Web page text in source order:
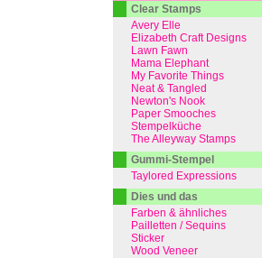
Clear Stamps
Avery Elle
Elizabeth Craft Designs
Lawn Fawn
Mama Elephant
My Favorite Things
Neat & Tangled
Newton's Nook
Paper Smooches
Stempelküche
The Alleyway Stamps
Gummi-Stempel
Taylored Expressions
Dies und das
Farben & ähnliches
Pailletten / Sequins
Sticker
Wood Veneer